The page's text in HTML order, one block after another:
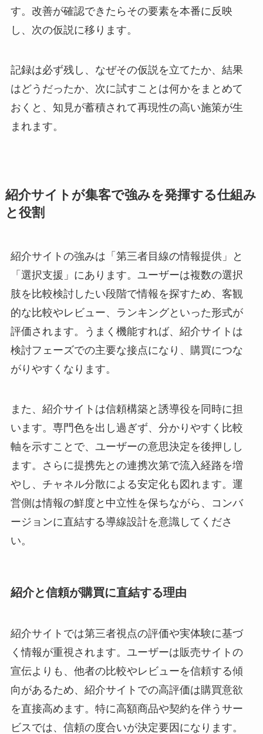
す。改善が確認できたらその要素を本番に反映
し、次の仮説に移ります。
記録は必ず残し、なぜその仮説を立てたか、結果
はどうだったか、次に試すことは何かをまとめて
おくと、知見が蓄積されて再現性の高い施策が生
まれます。
紹介サイトが集客で強みを発揮する仕組み
と役割
紹介サイトの強みは「第三者目線の情報提供」と
「選択支援」にあります。ユーザーは複数の選択
肢を比較検討したい段階で情報を探すため、客観
的な比較やレビュー、ランキングといった形式が
評価されます。うまく機能すれば、紹介サイトは
検討フェーズでの主要な接点になり、購買につな
がりやすくなります。
また、紹介サイトは信頼構築と誘導役を同時に担
います。専門色を出し過ぎず、分かりやすく比較
軸を示すことで、ユーザーの意思決定を後押しし
ます。さらに提携先との連携次第で流入経路を増
やし、チャネル分散による安定化も図れます。運
営側は情報の鮮度と中立性を保ちながら、コンバ
ージョンに直結する導線設計を意識してくださ
い。
紹介と信頼が購買に直結する理由
紹介サイトでは第三者視点の評価や実体験に基づ
く情報が重視されます。ユーザーは販売サイトの
宣伝よりも、他者の比較やレビューを信頼する傾
向があるため、紹介サイトでの高評価は購買意欲
を直接高めます。特に高額商品や契約を伴うサー
ビスでは、信頼の度合いが決定要因になります。